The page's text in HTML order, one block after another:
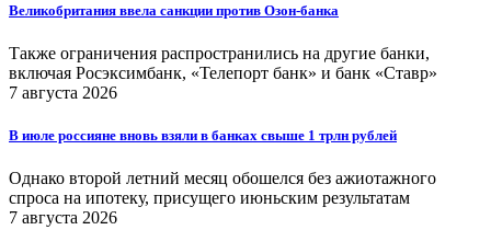
Великобритания ввела санкции против Озон-банка
Также ограничения распространились на другие банки,
включая Росэксимбанк, «Телепорт банк» и банк «Ставр»
7 августа 2026
В июле россияне вновь взяли в банках свыше 1 трлн рублей
Однако второй летний месяц обошелся без ажиотажного
спроса на ипотеку, присущего июньским результатам
7 августа 2026